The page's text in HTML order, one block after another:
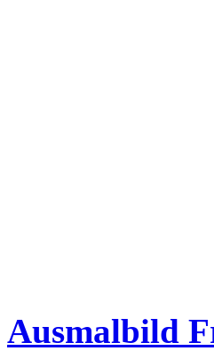
Ausmalbild